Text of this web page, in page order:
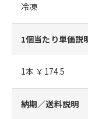
冷凍
1個当たり単価説
1本 ￥174.5
納期／送料説明